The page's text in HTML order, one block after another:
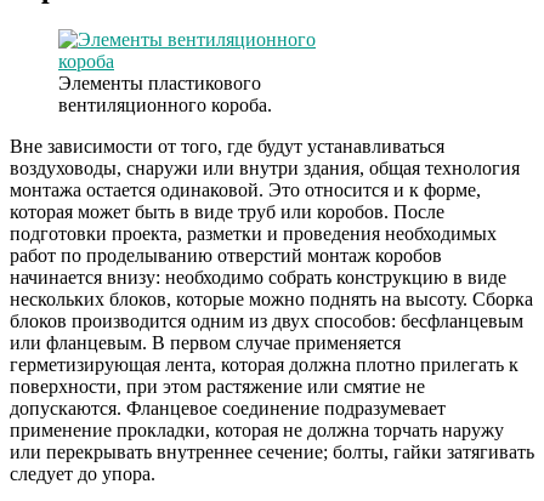
Элементы пластикового
вентиляционного короба.
Вне зависимости от того, где будут устанавливаться
воздуховоды, снаружи или внутри здания, общая технология
монтажа остается одинаковой. Это относится и к форме,
которая может быть в виде труб или коробов. После
подготовки проекта, разметки и проведения необходимых
работ по проделыванию отверстий монтаж коробов
начинается внизу: необходимо собрать конструкцию в виде
нескольких блоков, которые можно поднять на высоту. Сборка
блоков производится одним из двух способов: бесфланцевым
или фланцевым. В первом случае применяется
герметизирующая лента, которая должна плотно прилегать к
поверхности, при этом растяжение или смятие не
допускаются. Фланцевое соединение подразумевает
применение прокладки, которая не должна торчать наружу
или перекрывать внутреннее сечение; болты, гайки затягивать
следует до упора.